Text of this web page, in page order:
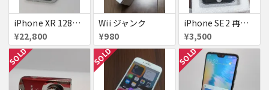
iPhone XR 128GB SIMフリー
¥22,800
Wii ジャンク
¥980
iPhone SE2 再生液晶パネル 黒
¥3,500
SOLD SOLD SOLD